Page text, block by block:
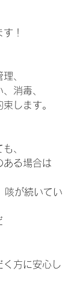
！
、
消毒、
します。
、
ある場合は
が続いてい
く方に安心し